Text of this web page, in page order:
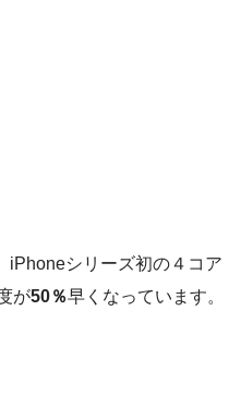
iPhoneシリーズ初の４コア
が50％早くなっています。